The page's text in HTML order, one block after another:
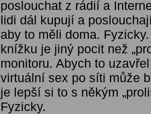
poslouchat z rádií a
lidi dál kupují a
aby to měli doma.
knížku je jiný pocit než
monitoru. Abych to
virtuální sex po síti může
je lepší si to s někým
Fyzicky.